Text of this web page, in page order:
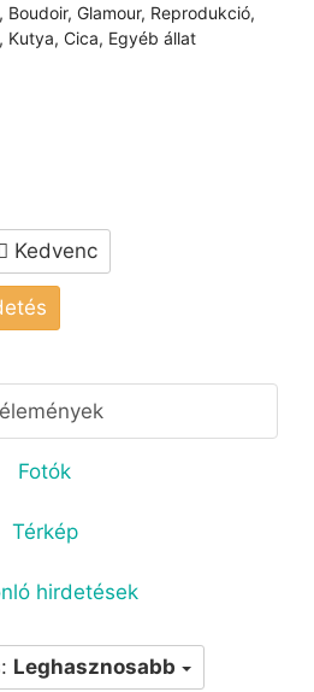
Glamour, Reprodukció,
Kutya, Cica, Egyéb állat
Kedvenc
Fotók
Térkép
hirdetések
Leghasznosabb